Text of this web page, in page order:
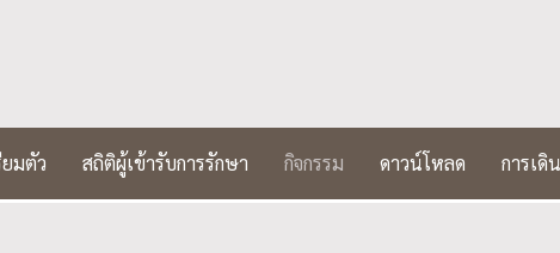
ยมตัว สถิติผู้เข้ารับการรักษา กิจกรรม ดาวน์โหลด การเดิ